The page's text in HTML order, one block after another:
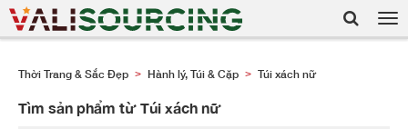
Thời Trang & Sắc Đẹp > Hành lý, Túi & Cặp > Túi xách nữ
Tìm sản phẩm từ Túi xách nữ